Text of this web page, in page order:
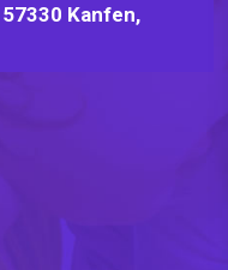
Kanfen,